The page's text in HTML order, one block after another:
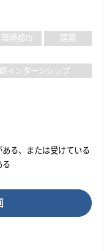
環境都市
建築
インターンシップ
る、または受けている
る